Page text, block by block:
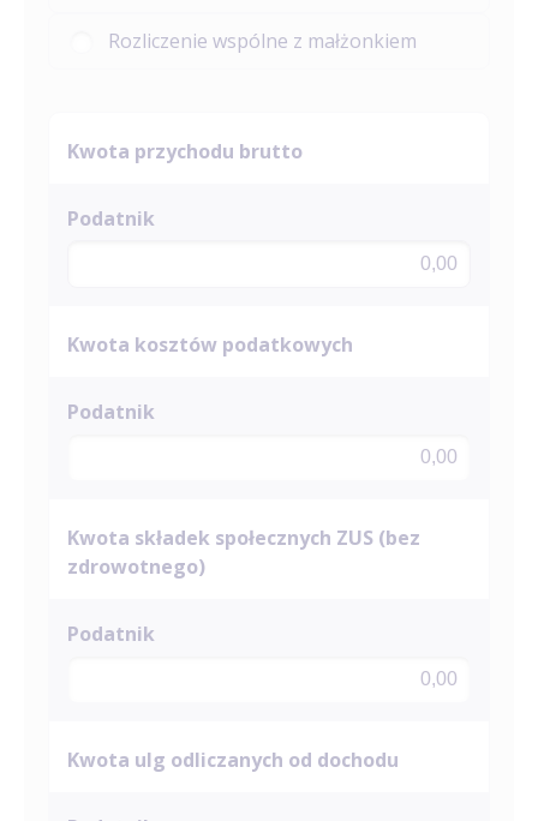
Rozliczenie wspólne z małżonkiem
Kwota przychodu brutto
Kwota kosztów podatkowych
Kwota składek społecznych ZUS (bez
zdrowotnego)
Kwota ulg odliczanych od dochodu